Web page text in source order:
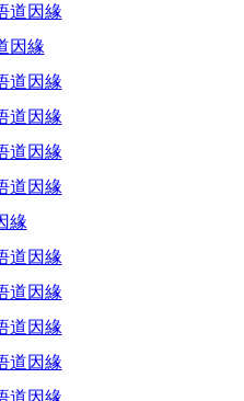
道因緣
因緣
道因緣
道因緣
道因緣
道因緣
緣
道因緣
道因緣
道因緣
道因緣
道因緣